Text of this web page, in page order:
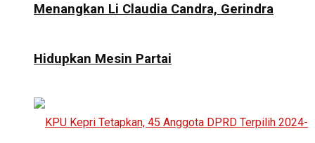
Menangkan Li Claudia Candra, Gerindra
Hidupkan Mesin Partai